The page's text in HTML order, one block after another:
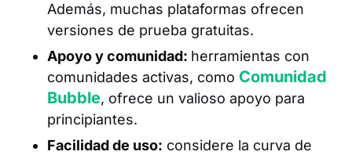
Además, muchas plataformas ofrecen
versiones de prueba gratuitas.
Apoyo y comunidad: herramientas con
comunidades activas, como Comunidad
Bubble, ofrece un valioso apoyo para
principiantes.
Facilidad de uso: considere la curva de